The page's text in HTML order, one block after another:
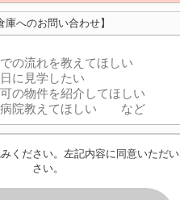
庫へのお問い合わせ】
ください。左記内容に同意いただ
さい。